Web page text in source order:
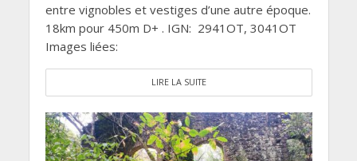
entre vignobles et vestiges d’une autre époque.
18km pour 450m D+ . IGN: 2941OT, 3041OT
Images liées:
LIRE LA SUITE